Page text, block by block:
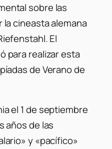
sobre las
la cineasta alemana
El
para realizar esta
de Verano de
el 1 de septiembre
años de las
y «pacífico»